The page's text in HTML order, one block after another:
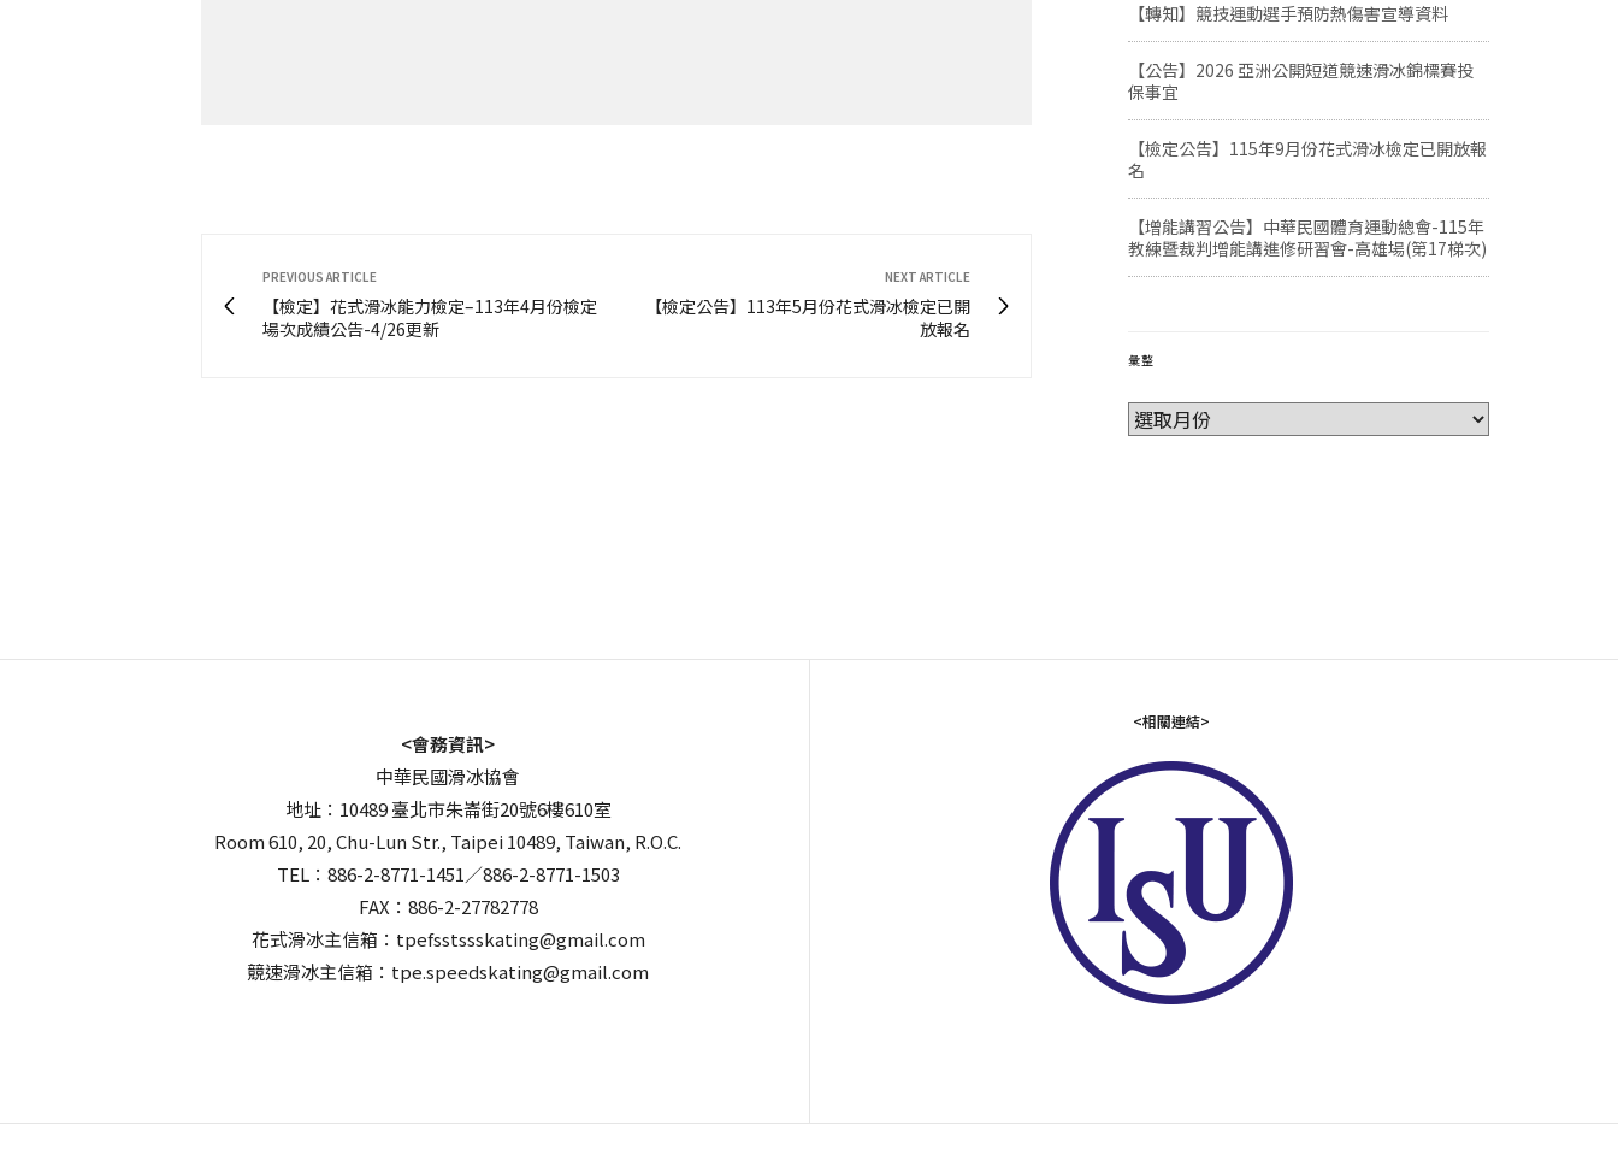
PREVIOUS ARTICLE
【檢定】花式滑冰能力檢定–113年4月份檢定
場次成績公告-4/26更新
NEXT ARTICLE
【檢定公告】113年5月份花式滑冰檢定已開
放報名
【轉知】競技運動選手預防熱傷害宣導資料
【公告】2026 亞洲公開短道競速滑冰錦標賽投
保事宜
【檢定公告】115年9月份花式滑冰檢定已開放報
名
【增能講習公告】中華民國體育運動總會-115年
教練暨裁判增能講進修研習會-高雄場(第17梯次)
彙整
<會務資訊>
中華民國滑冰協會
地址：10489 臺北市朱崙街20號6樓610室
Room 610, 20, Chu-Lun Str., Taipei 10489, Taiwan, R.O.C.
TEL：886-2-8771-1451／886-2-8771-1503
FAX：886-2-27782778
花式滑冰主信箱：tpefsstssskating@gmail.com
競速滑冰主信箱：tpe.speedskating@gmail.com
<相關連結>